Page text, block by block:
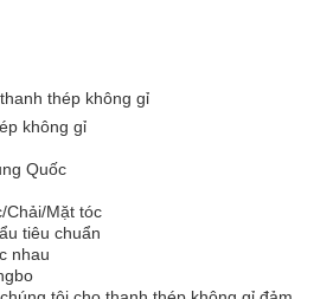
thép không gỉ
không gỉ
Quốc
Chải/Mặt tóc
tiêu chuẩn
nhau